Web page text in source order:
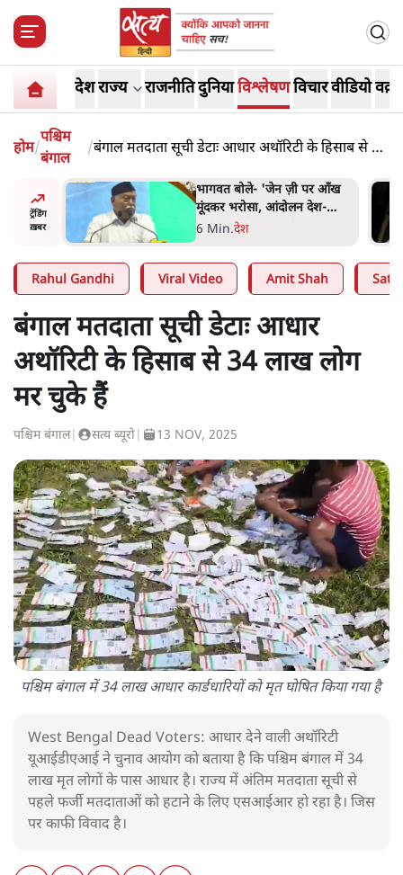
देशराज्य राजनीतिदुनियाविश्लेषणविचारवीडियो
होम/
पश्चिम
बंगाल
/बंगाल मतदाता सूची डेटाः आधार अथॉरिटी के हिसाब से 34
ट्रेंडिंग
ख़बर
बोले थे-
अतीक अहमद के बेटे अबान अहमद
की सड़क हादसे में मौत, जेल में बंद
भाई से मिलने जा रहे थे
5 Min.उत्तर प्रदेश
Rahul Gandhi Viral Video Amit Shah
बंगाल मतदाता सूची डेटाः आधार
अथॉरिटी के हिसाब से 34 लाख लोग
मर चुके हैं
पश्चिम बंगाल| सत्य ब्यूरो 13 NOV, 2025
पश्चिम बंगाल में 34 लाख आधार कार्डधारियों को मृत घोषित किया गया है
West Bengal Dead Voters: आधार देने वाली अथॉरिटी
यूआईडीएआई ने चुनाव आयोग को बताया है कि पश्चिम बंगाल में 34
लाख मृत लोगों के पास आधार है। राज्य में अंतिम मतदाता सूची से
पहले फर्जी मतदाताओं को हटाने के लिए एसआईआर हो रहा है। जिस
पर काफी विवाद है।